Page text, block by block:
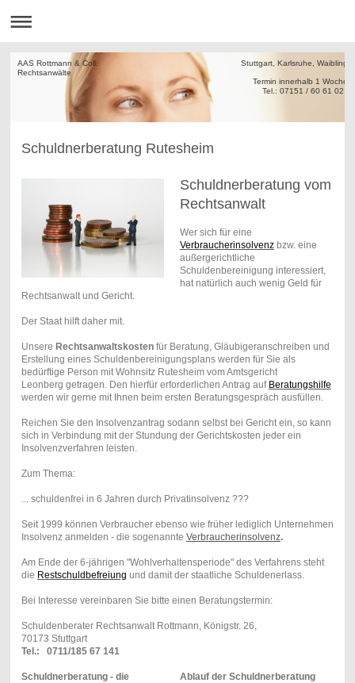
AAS Rottmann & Coll. Stuttgart, Karlsruhe,
Termin
Tel.: 07151 / 60 61 02
Schuldnerberatung Rutesheim
Schuldnerberatung vom
Rechtsanwalt
Wer sich für eine
Verbraucherinsolvenzbzw. eine
außergerichtliche
Schuldenbereinigung interessiert,
hat natürlich auch wenig Geld für
Rechtsanwalt und Gericht.
Der Staat hilft daher mit.
Unsere Rechtsanwaltskostenfür Beratung, Gläubigeranschreiben und
Erstellung eines Schuldenbereinigungsplans werden für Sie als
bedürftige Person mit Wohnsitz Rutesheim vom Amtsgericht
Leonberg getragen. Den hierfür erforderlichen Antrag auf Beratungshilfe
werden wir gerne mit Ihnen beim ersten Beratungsgespräch ausfüllen.
Reichen Sie den Insolvenzantrag sodann selbst bei Gericht ein, so kann
sich in Verbindung mit der Stundung der Gerichtskosten jeder ein
Insolvenzverfahren leisten.
Zum Thema:
... schuldenfrei in 6 Jahren durch Privatinsolvenz ???
Seit 1999 können Verbraucher ebenso wie früher lediglich Unternehmen
Insolvenz anmelden - die sogenannte Verbraucherinsolvenz.
Am Ende der 6-jährigen "Wohlverhaltensperiode" des Verfahrens steht
die Restschuldbefreiung und damit der staatliche Schuldenerlass.
Bei Interesse vereinbaren Sie bitte einen Beratungstermin:
Schuldenberater Rechtsanwalt Rottmann, Königstr. 26,
70173 Stuttgart
Tel.: 0711/185 67 141
Schuldnerberatung - die
Ablauf der Schuldnerberatung